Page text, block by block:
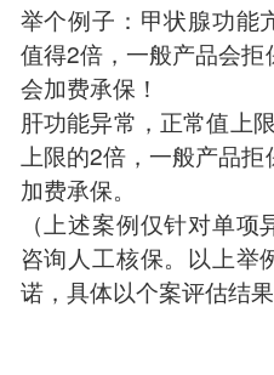
举个例子：甲状腺功能
值得2倍，一般产品会
会加费承保！
肝功能异常，正常值上
上限的2倍，一般产品
加费承保。
（上述案例仅针对单
咨询人工核保。以上举
诺，具体以个案评估结果